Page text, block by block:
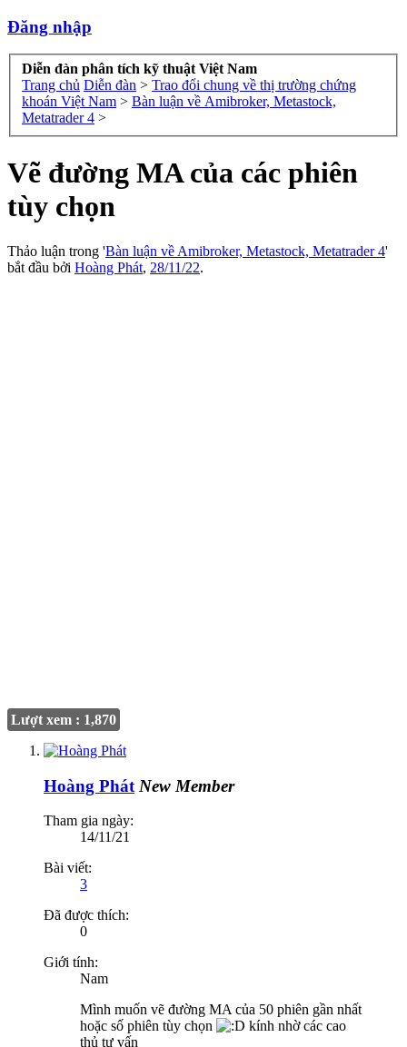
Đăng nhập
Diễn đàn phân tích kỹ thuật Việt Nam
Trang chủ Diễn đàn > Trao đổi chung về thị trường chứng
khoán Việt Nam > Bàn luận về Amibroker, Metastock,
Metatrader 4 >
Vẽ đường MA của các phiên
tùy chọn
Thảo luận trong 'Bàn luận về Amibroker, Metastock, Metatrader 4'
bắt đầu bởi Hoàng Phát, 28/11/22.
Lượt xem : 1,870
Hoàng Phát New Member
Tham gia ngày:
14/11/21
Bài viết:
3
Đã được thích:
0
Giới tính:
Nam
Mình muốn vẽ đường MA của 50 phiên gần nhất
hoặc số phiên tùy chọn
kính nhờ các cao
thủ tư vấn